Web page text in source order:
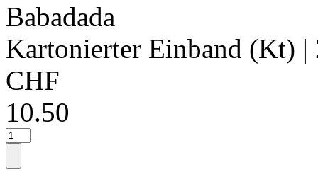
Babadada
Kartonierter Einband (Kt) |
CHF
10.50